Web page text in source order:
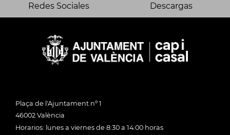
Redes Sociales Descargas
Plaça de l'Ajuntament nº 1
46002 València
Horarios: lunes a viernes de 8:30 a 14:00 horas